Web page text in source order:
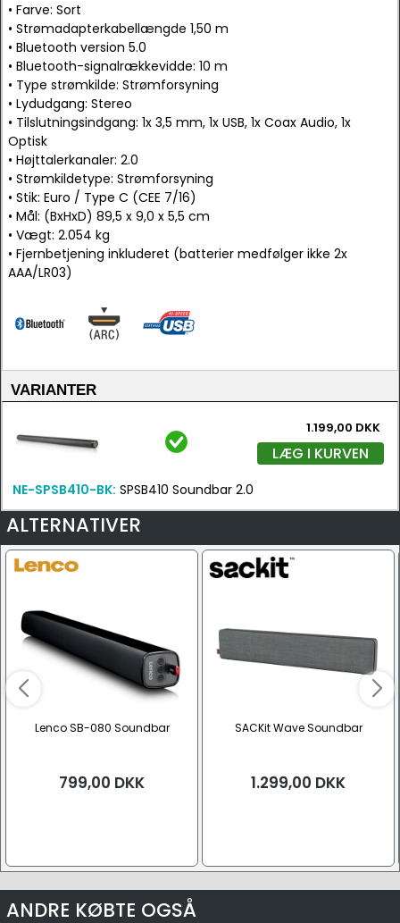
• Farve: Sort
• Strømadapterkabellængde 1,50 m
• Bluetooth version 5.0
• Bluetooth-signalrækkevidde: 10 m
• Type strømkilde: Strømforsyning
• Lydudgang: Stereo
• Tilslutningsindgang: 1x 3,5 mm, 1x USB, 1x Coax Audio, 1x
Optisk
• Højttalerkanaler: 2.0
• Strømkildetype: Strømforsyning
• Stik: Euro / Type C (CEE 7/16)
• Mål: (BxHxD) 89,5 x 9,0 x 5,5 cm
• Vægt: 2.054 kg
• Fjernbetjening inkluderet (batterier medfølger ikke 2x
AAA/LR03)
VARIANTER
1.199,00 DKK
LÆG I KURVEN
NE-SPSB410-BK: SPSB410 Soundbar 2.0
ALTERNATIVER
Lenco SB-080 Soundbar
799,00 DKK
SACKit Wave Soundbar
1.299,00 DKK
ANDRE KØBTE OGSÅ